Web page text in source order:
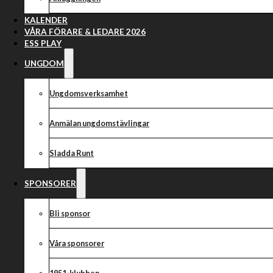
KALENDER
VÅRA FÖRARE & LEDARE 2026
ESS PLAY
UNGDOM
Ungdomsverksamhet
Anmälan ungdomstävlingar
Sladda Runt
SPONSORER
Bli sponsor
Våra sponsorer
bonuspoängen